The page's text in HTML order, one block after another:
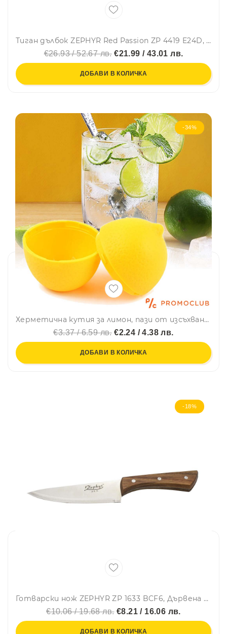
Тиган дълбок ZEPHYR Red Passion ZP 4419 E24D, 24х6.5 см, Мраморно покритие, Индукция, Червен
€26.93 / 52.67 лв.€21.99 / 43.01 лв.
ДОБАВИ В КОЛИЧКА
-34%
Херметична кутия за лимон, пази от изсъхване и цапане в хладилника
€3.37 / 6.59 лв.€2.24 / 4.38 лв.
ДОБАВИ В КОЛИЧКА
-18%
Готварски нож ZEPHYR ZP 1633 BCF6, Дървена дръжка
€10.06 / 19.68 лв.€8.21 / 16.06 лв.
ДОБАВИ В КОЛИЧКА